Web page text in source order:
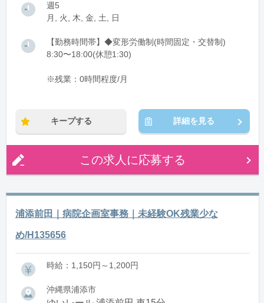
週5
月, 火, 木, 金, 土, 日
【勤務時間帯】◆変形労働制(時間固定・交替制)
8:30〜18:00(休憩1:30)
※残業：0時間程度/月
キープする 詳細を見る
この求人に応募する
浦添前田｜病院企画室事務｜未経験OK残業少な
め/H135656
時給：1,150円～1,200円
沖縄県浦添市